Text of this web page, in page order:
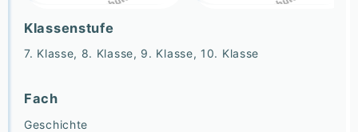
Klassenstufe
7. Klasse, 8. Klasse, 9. Klasse, 10. Klasse
Fach
Geschichte